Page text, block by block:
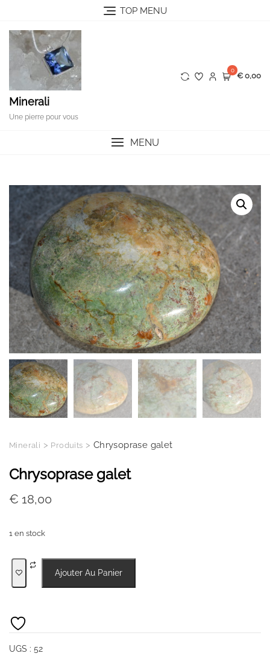
content
TOP MENU
Minerali
Une pierre pour vous
0
€ 0,00
MENU
Minerali > Produits > Chrysoprase galet
Chrysoprase galet
€ 18,00
1 en stock
Ajouter Au Panier
UGS : 52